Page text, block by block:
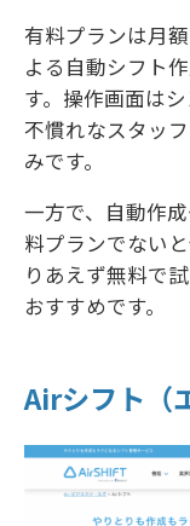
有料プランは月
よる自動シフト
す。操作画面は
不慣れなスタッ
みです。
一方で、自動作
料プランでない
りあえず無料で
おすすめです。
Airシフト（